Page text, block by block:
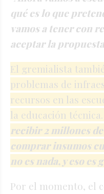
qué es lo que
vamos a tener con
aceptar la
El gremialista
problemas de
recursos en las
la educación técnica.
recibir 2 millones
comprar insumos
no es nada, y eso es
Por el momento, el